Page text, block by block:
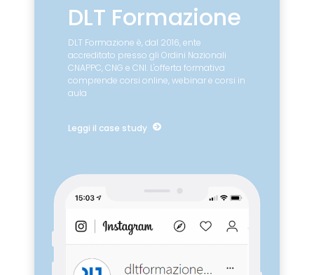
DLT Formazione
DLT Formazione è, dal 2016, ente
accreditato presso gli Ordini Nazionali
CNAPPC, CNG e CNI. L'offerta formativa
comprende corsi online, webinar e corsi in
aula
Leggi il case study